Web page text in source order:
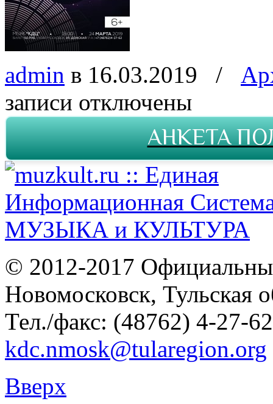
admin в 16.03.2019 /
записи отключены
АНКЕТА
© 2012-2017
Новомосковск, Тульская
Тел./факс: (48762) 4-27-
kdc.nmosk@tularegion.org
Вверх